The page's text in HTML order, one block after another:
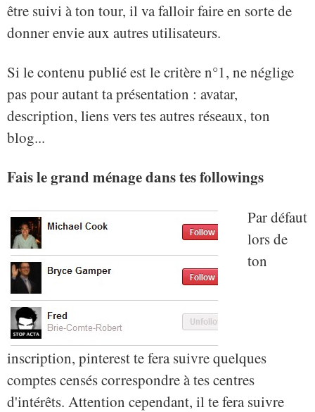
être suivi à ton tour, il va falloir faire en sorte de
donner envie aux autres utilisateurs.
Si le contenu publié est le critère n°1, ne néglige
pas pour autant ta présentation : avatar,
description, liens vers tes autres réseaux, ton
blog...
Fais le grand ménage dans tes followings
Par défaut
lors de
ton
inscription, pinterest te fera suivre quelques
comptes censés correspondre à tes centres
d'intérêts. Attention cependant, il te fera suivre